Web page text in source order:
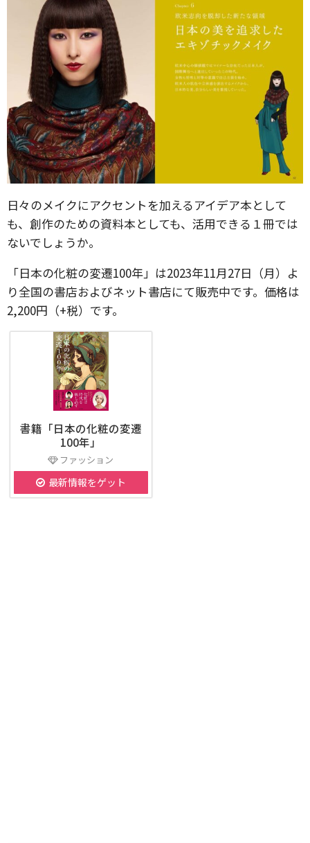
日々のメイクにアクセントを加えるアイデア本として
も、創作のための資料本としても、活用できる１冊では
ないでしょうか。
「日本の化粧の変遷100年」は2023年11月27日（月）よ
り全国の書店およびネット書店にて販売中です。価格は
2,200円（+税）です。
書籍「日本の化粧の変遷
100年」
ファッション
最新情報をゲット